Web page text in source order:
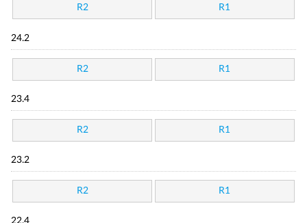
R2 R1
24.2
R2 R1
23.4
R2 R1
23.2
R2 R1
22.4